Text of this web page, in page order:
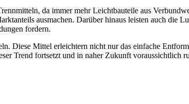
da immer mehr Leichtbauteile aus
ausmachen. Darüber hinaus leisten auch die
fordern.
Mittel erleichtern nicht nur das einfache
Trend fortsetzt und in naher Zukunft